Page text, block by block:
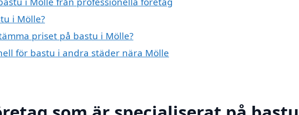
i Mölle?
priset på bastu i Mölle?
för bastu i andra städer nära Mölle